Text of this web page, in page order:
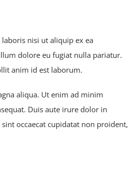
nisi ut aliquip ex ea
dolore eu fugiat nulla pariatur.
anim id est laborum.
aliqua. Ut enim ad minim
Duis aute irure dolor in
occaecat cupidatat non proident,